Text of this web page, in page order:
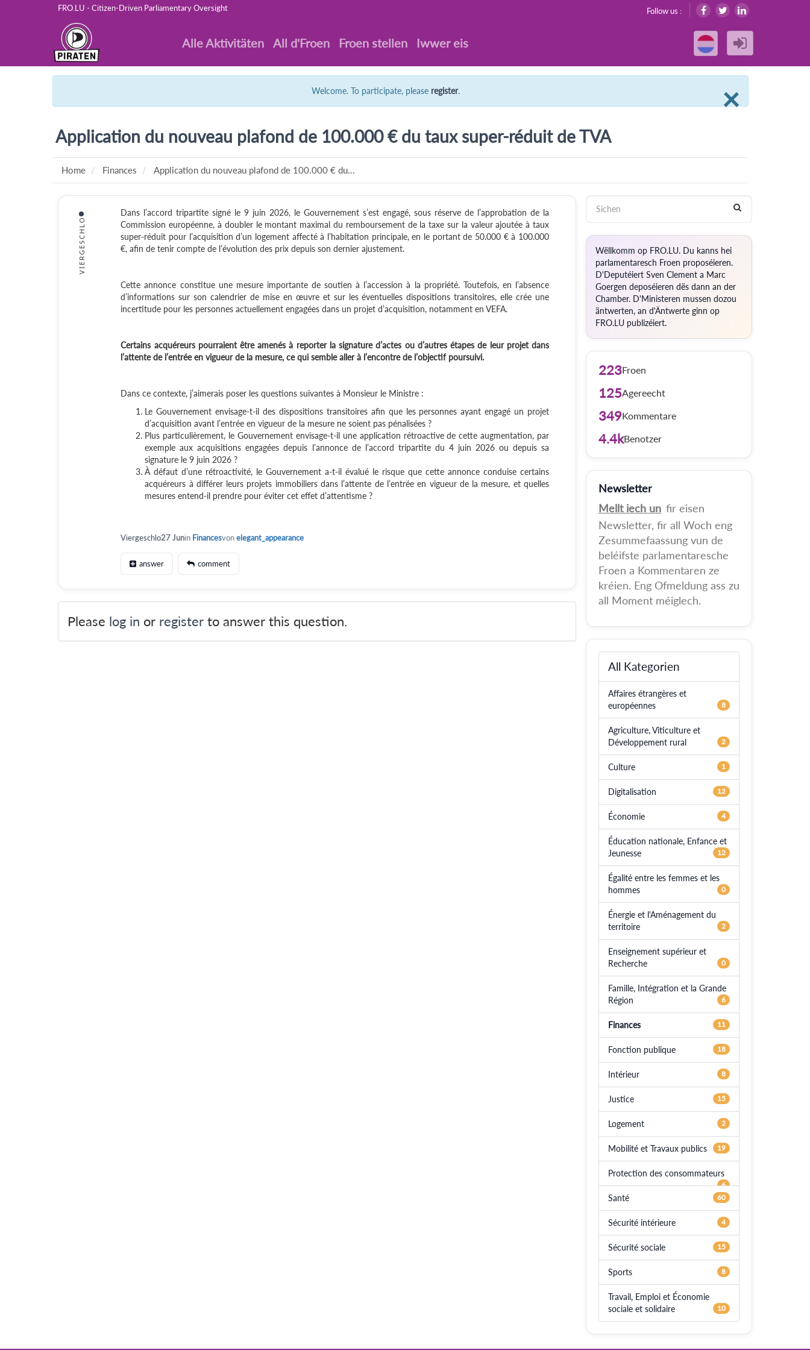
FRO.LU - Citizen-Driven Parliamentary Oversight Follow us :
Alle Aktivitäten All d'Froen Froen stellen Iwwer eis
×
Welcome. To participate, please register.
Application du nouveau plafond de 100.000 € du taux super-réduit de TVA
Home Finances Application du nouveau plafond de 100.000 € du...
VIERGESCHLO
Dans l’accord tripartite signé le 9 juin 2026, le Gouvernement s’est engagé, sous réserve de l’approbation de la
Commission européenne, à doubler le montant maximal du remboursement de la taxe sur la valeur ajoutée à taux
super-réduit pour l’acquisition d’un logement affecté à l’habitation principale, en le portant de 50.000 € à 100.000
€, afin de tenir compte de l’évolution des prix depuis son dernier ajustement.
Cette annonce constitue une mesure importante de soutien à l’accession à la propriété. Toutefois, en l’absence
d’informations sur son calendrier de mise en œuvre et sur les éventuelles dispositions transitoires, elle crée une
incertitude pour les personnes actuellement engagées dans un projet d’acquisition, notamment en VEFA.
Certains acquéreurs pourraient être amenés à reporter la signature d’actes ou d’autres étapes de leur projet dans
l’attente de l’entrée en vigueur de la mesure, ce qui semble aller à l’encontre de l’objectif poursuivi.
Dans ce contexte, j’aimerais poser les questions suivantes à Monsieur le Ministre :
Le Gouvernement envisage-t-il des dispositions transitoires afin que les personnes ayant engagé un projet
d’acquisition avant l’entrée en vigueur de la mesure ne soient pas pénalisées ?
Plus particulièrement, le Gouvernement envisage-t-il une application rétroactive de cette augmentation, par
exemple aux acquisitions engagées depuis l’annonce de l’accord tripartite du 4 juin 2026 ou depuis sa
signature le 9 juin 2026 ?
À défaut d’une rétroactivité, le Gouvernement a-t-il évalué le risque que cette annonce conduise certains
acquéreurs à différer leurs projets immobiliers dans l’attente de l’entrée en vigueur de la mesure, et quelles
mesures entend-il prendre pour éviter cet effet d’attentisme ?
Viergeschlo27 Junin Financesvonelegant_appearance
answer comment
Please log in or register to answer this question.
Wëllkomm op FRO.LU. Du kanns hei
parlamentaresch Froen proposéieren.
D'Deputéiert Sven Clement a Marc
Goergen deposéieren dës dann an der
Chamber. D'Ministeren mussen dozou
äntwerten, an d'Äntwerte ginn op
FRO.LU publizéiert.
223Froen
125Agereecht
349Kommentare
4.4kBenotzer
Newsletter
Mellt iech un fir eisen
Newsletter, fir all Woch eng
Zesummefaassung vun de
beléifste parlamentaresche
Froen a Kommentaren ze
kréien. Eng Ofmeldung ass zu
all Moment méiglech.
All Kategorien
Affaires étrangères et
européennes
8
Agriculture, Viticulture et
Développement rural
2
Culture 1
Digitalisation 12
Économie 4
Éducation nationale, Enfance et
Jeunesse
12
Égalité entre les femmes et les
hommes
0
Énergie et l'Aménagement du
territoire
2
Enseignement supérieur et
Recherche
0
Famille, Intégration et la Grande
Région
6
Finances 11
Fonction publique 18
Intérieur 8
Justice 15
Logement 2
Mobilité et Travaux publics 19
Protection des consommateurs
6
Santé 60
Sécurité intérieure 4
Sécurité sociale 15
Sports 8
Travail, Emploi et Économie
sociale et solidaire
10